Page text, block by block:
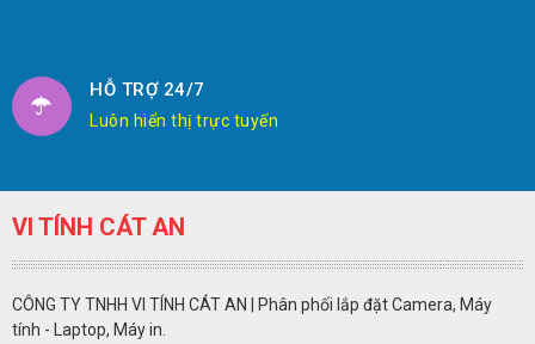
HỖ TRỢ 24/7
Luôn hiển thị trực tuyến
VI TÍNH CÁT AN
CÔNG TY TNHH VI TÍNH CÁT AN | Phân phối lắp đặt Camera, Máy
tính - Laptop, Máy in.